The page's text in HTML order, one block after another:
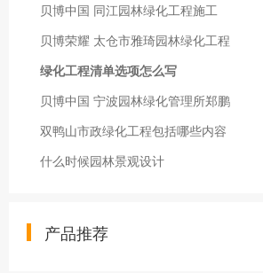
贝博中国 同江园林绿化工程施工
贝博荣耀 太仓市雅琦园林绿化工程
绿化工程清单选项怎么写
贝博中国 宁波园林绿化管理所郑鹏
双鸭山市政绿化工程包括哪些内容
什么时候园林景观设计
产品推荐